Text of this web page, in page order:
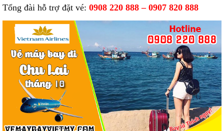
Tổng đài hỗ trợ đặt vé: 0908 220 888 – 0907 820 888